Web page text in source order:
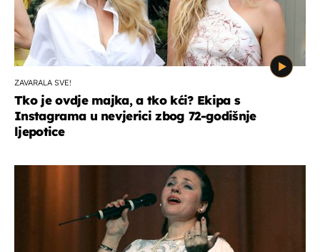
ZAVARALA SVE!
Tko je ovdje majka, a tko kći? Ekipa s
Instagrama u nevjerici zbog 72-godišnje
ljepotice